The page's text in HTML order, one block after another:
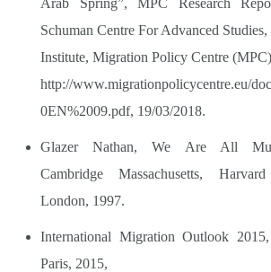
Arab Spring”, MPC Research
Schuman Centre For Advanced
Institute, Migration Policy Centre
http://www.migrationpolicycentre.eu/
0EN%2009.pdf, 19/03/2018.
Glazer Nathan, We Are All
Cambridge Massachusetts,
London, 1997.
International Migration Outlook
Paris, 2015,